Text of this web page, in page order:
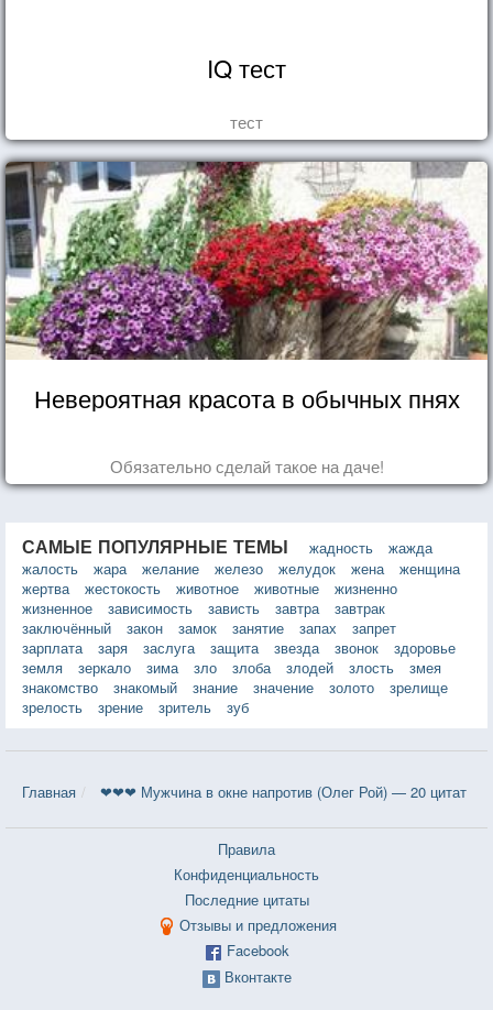
IQ тест
тест
Невероятная красота в обычных пнях
Обязательно сделай такое на даче!
САМЫЕ ПОПУЛЯРНЫЕ ТЕМЫ жадность
жажда
жалость
жара желание железо желудок жена
женщина
жертва
жестокость животное животные
жизненно
жизненное
зависимость зависть завтра
завтрак
заключённый
закон замок занятие запах
запрет
зарплата
заря заслуга защита звезда звонок
здоровье
земля
зеркало зима зло злоба злодей злость
змея
знакомство
знакомый знание значение золото
зрелище
зрелость
зрение зритель зуб
Главная ❤❤❤ Мужчина в окне напротив (Олег Рой) — 20 цитат
Правила
Конфиденциальность
Последние цитаты
Отзывы и предложения
Facebook
Вконтакте